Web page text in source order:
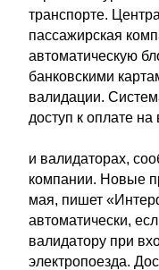
транспорте.
пассажирская
автоматическую
банковскими
валидации.
доступ к оплате на
и валидаторах,
компании. Новые
мая, пишет
автоматически,
валидатору при
электропоезда.